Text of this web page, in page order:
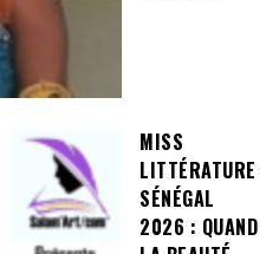
MISS
LITTÉRATURE
SÉNÉGAL
2026 : QUAND